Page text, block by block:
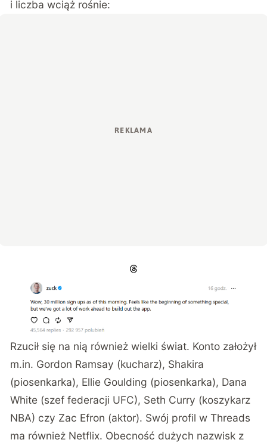
i liczba wciąż rośnie:
Rzucił się na nią również wielki świat. Konto założył
m.in. Gordon Ramsay (kucharz), Shakira
(piosenkarka), Ellie Goulding (piosenkarka), Dana
White (szef federacji UFC), Seth Curry (koszykarz
NBA) czy Zac Efron (aktor). Swój profil w Threads
ma również Netflix. Obecność dużych nazwisk z